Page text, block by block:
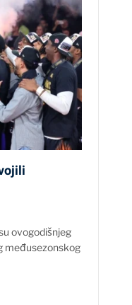
ovogodišnjeg
međusezonskog